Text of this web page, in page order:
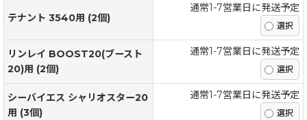
テナント 3540用 (2個)
通常1-7営業日に発送予定
リンレイ BOOST20(ブースト
20)用 (2個)
通常1-7営業日に発送予定
シーバイエス シャリオスター20
用 (3個)
通常1-7営業日に発送予定